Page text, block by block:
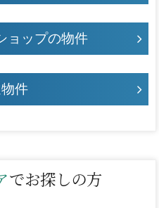
ョップの物件
件
でお探しの方